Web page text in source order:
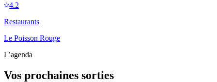
4.2
Restaurants
Le Poisson Rouge
L’agenda
Vos prochaines sorties